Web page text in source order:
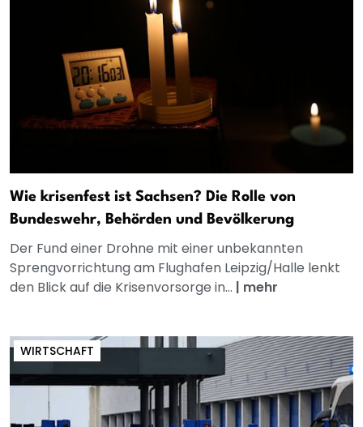
Wie krisenfest ist Sachsen? Die Rolle von
Bundeswehr, Behörden und Bevölkerung
Der Fund einer Drohne mit einer unbekannten
Sprengvorrichtung am Flughafen Leipzig/Halle lenkt
den Blick auf die Krisenvorsorge in... | mehr
WIRTSCHAFT